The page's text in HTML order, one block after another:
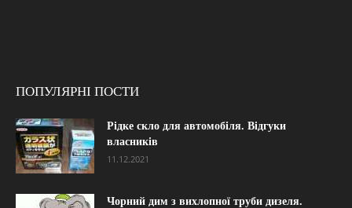
ПОПУЛЯРНІ ПОСТИ
Рідке скло для автомобіля. Відгуки
власників
11.12.2021
Чорний дим з вихлопної труби дизеля.